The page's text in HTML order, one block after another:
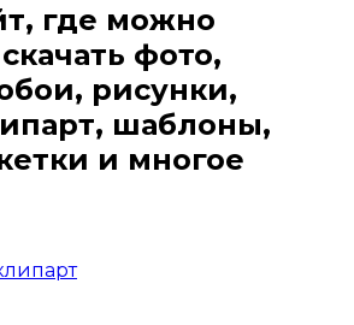
где можно
фото,
рисунки,
шаблоны,
и многое